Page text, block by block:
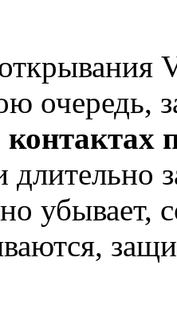
очередь,
контактах
длительно
убывает,